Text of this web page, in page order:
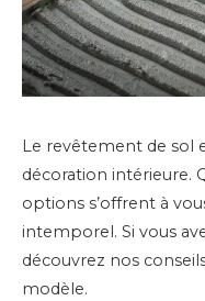
Le revêtement de sol
décoration intérieure.
options s’offrent à
intemporel. Si vous
découvrez nos
modèle.